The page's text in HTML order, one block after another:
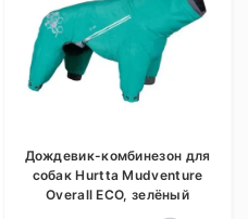
Дождевик-комбинезон для
собак Hurtta Mudventure
Overall ECO, зелёный